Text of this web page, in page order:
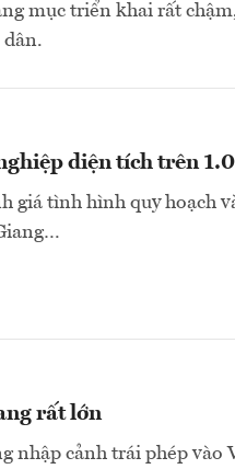
mục triển khai rất
dân.
diện tích trên
giá tình hình quy hoạch
rất lớn
nhập cảnh trái phép vào